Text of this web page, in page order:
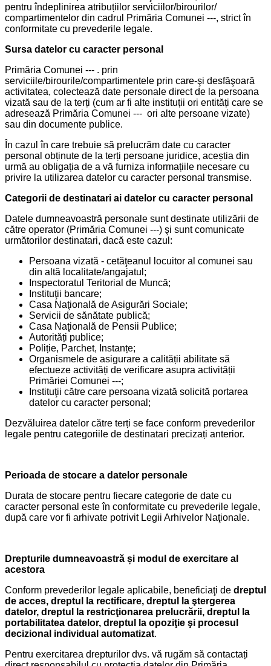
pentru îndeplinirea atribuțiilor serviciilor/birourilor/
compartimentelor din cadrul Primăria Comunei ---, strict în
conformitate cu prevederile legale.
Sursa datelor cu caracter personal
Primăria Comunei --- . prin
serviciile/birourile/compartimentele prin care-şi desfăşoară
activitatea, colectează date personale direct de la persoana
vizată sau de la terți (cum ar fi alte instituții ori entități care se
adresează Primăria Comunei --- ori alte persoane vizate)
sau din documente publice.
În cazul în care trebuie să prelucrăm date cu caracter
personal obținute de la terți persoane juridice, aceștia din
urmă au obligația de a vă furniza informațiile necesare cu
privire la utilizarea datelor cu caracter personal transmise.
Categorii de destinatari ai datelor cu caracter personal
Datele dumneavoastră personale sunt destinate utilizării de
către operator (Primăria Comunei ---) şi sunt comunicate
următorilor destinatari, dacă este cazul:
Persoana vizată - cetăţeanul locuitor al comunei sau
din altă localitate/angajatul;
Inspectoratul Teritorial de Muncă;
Instituţii bancare;
Casa Naţională de Asigurări Sociale;
Servicii de sănătate publică;
Casa Naţională de Pensii Publice;
Autorități publice;
Poliție, Parchet, Instanțe;
Organismele de asigurare a calității abilitate să
efectueze activități de verificare asupra activității
Primăriei Comunei ---;
Instituţii către care persoana vizată solicită portarea
datelor cu caracter personal;
Dezvăluirea datelor către terți se face conform prevederilor
legale pentru categoriile de destinatari precizați anterior.
Perioada de stocare a datelor personale
Durata de stocare pentru fiecare categorie de date cu
caracter personal este în conformitate cu prevederile legale,
după care vor fi arhivate potrivit Legii Arhivelor Naţionale.
Drepturile dumneavoastră și modul de exercitare al
acestora
Conform prevederilor legale aplicabile, beneficiaţi de dreptul
de acces, dreptul la rectificare, dreptul la ştergerea
datelor, dreptul la restricţionarea prelucrării, dreptul la
portabilitatea datelor, dreptul la opoziţie şi procesul
decizional individual automatizat.
Pentru exercitarea drepturilor dvs. vă rugăm să contactați